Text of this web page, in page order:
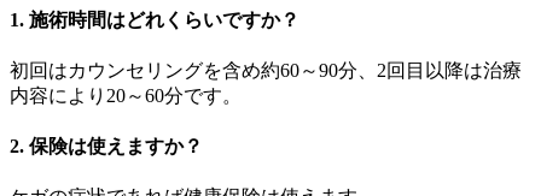
1. 施術時間はどれくらいですか？
初回はカウンセリングを含め約60～90分、2回目以降は治療
内容により20～60分です。
2. 保険は使えますか？